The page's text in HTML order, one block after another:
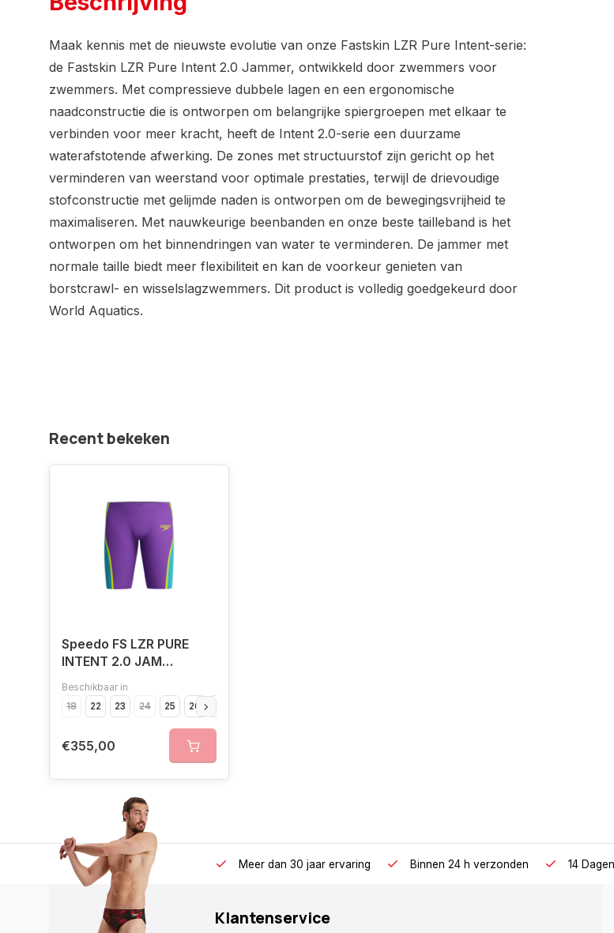
Maak kennis met de nieuwste evolutie van onze Fastskin LZR Pure Intent-serie:
de Fastskin LZR Pure Intent 2.0 Jammer, ontwikkeld door zwemmers voor
zwemmers. Met compressieve dubbele lagen en een ergonomische
naadconstructie die is ontworpen om belangrijke spiergroepen met elkaar te
verbinden voor meer kracht, heeft de Intent 2.0-serie een duurzame
waterafstotende afwerking. De zones met structuurstof zijn gericht op het
verminderen van weerstand voor optimale prestaties, terwijl de drievoudige
stofconstructie met gelijmde naden is ontworpen om de bewegingsvrijheid te
maximaliseren. Met nauwkeurige beenbanden en onze beste tailleband is het
ontworpen om het binnendringen van water te verminderen. De jammer met
normale taille biedt meer flexibiliteit en kan de voorkeur genieten van
borstcrawl- en wisselslagzwemmers. Dit product is volledig goedgekeurd door
World Aquatics.
Recent bekeken
Speedo FS LZR PURE
INTENT 2.0 JAM
Beschikbaar in
18
22 23 24 25 26
€355,00
Meer dan 30 jaar ervaring Binnen 24 h verzonden 14
Klantenservice